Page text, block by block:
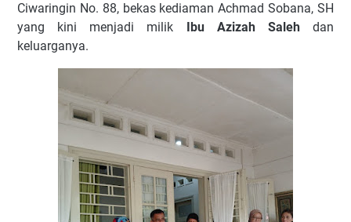
Ciwaringin No. 88, bekas kediaman Achmad Sobana, SH
yang kini menjadi milik Ibu Azizah Salehdan
keluarganya.